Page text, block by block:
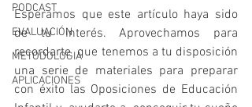
PODCAST
EVALUACIÓN
METODOLOGIA
APLICACIONES
Esperamos que este artículo haya sido
de tu interés. Aprovechamos para
recordarte  que tenemos a tu disposición
una serie de materiales para preparar
con éxito las Oposiciones de Educación